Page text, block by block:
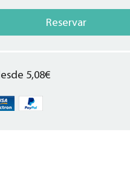
5,08€